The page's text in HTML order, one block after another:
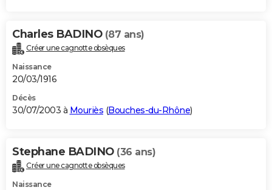
Charles BADINO (87 ans)
Créer une cagnotte obsèques
Naissance
20/03/1916
Décès
30/07/2003 à Mouriès (Bouches-du-Rhône)
Stephane BADINO (36 ans)
Créer une cagnotte obsèques
Naissance